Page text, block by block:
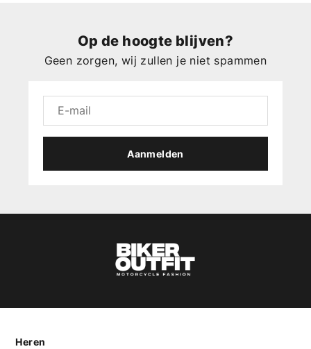
Op de hoogte blijven?
Geen zorgen, wij zullen je niet spammen
Aanmelden
Heren